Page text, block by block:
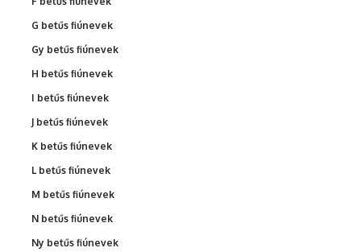
G betűs fiúnevek
Gy betűs fiúnevek
H betűs fiúnevek
I betűs fiúnevek
J betűs fiúnevek
K betűs fiúnevek
L betűs fiúnevek
M betűs fiúnevek
N betűs fiúnevek
Ny betűs fiúnevek